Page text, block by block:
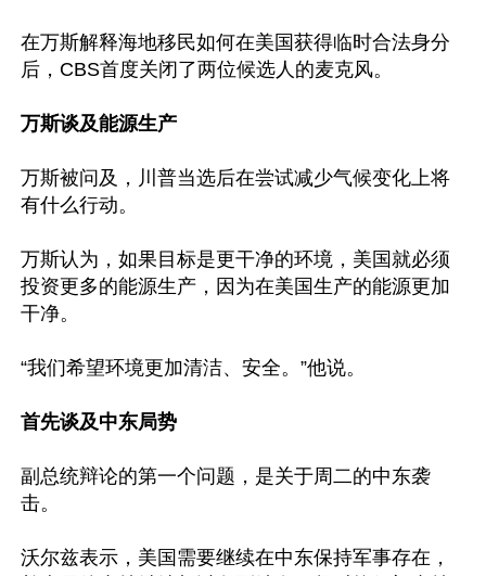
在万斯解释海地移民如何在美国获得临时合法身分
后，CBS首度关闭了两位候选人的麦克风。
万斯谈及能源生产
万斯被问及，川普当选后在尝试减少气候变化上将
有什么行动。
万斯认为，如果目标是更干净的环境，美国就必须
投资更多的能源生产，因为在美国生产的能源更加
干净。
“我们希望环境更加清洁、安全。”他说。
首先谈及中东局势
副总统辩论的第一个问题，是关于周二的中东袭
击。
沃尔兹表示，美国需要继续在中东保持军事存在，